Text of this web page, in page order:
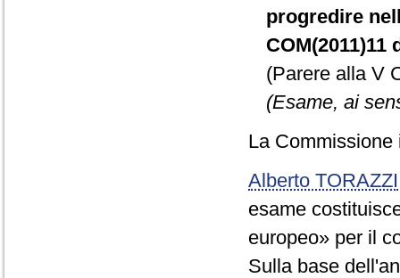
progredire
COM(2011)11
(Parere alla V
(Esame, ai
La
Alberto TORAZZI
esame
europeo» per il
Sulla base